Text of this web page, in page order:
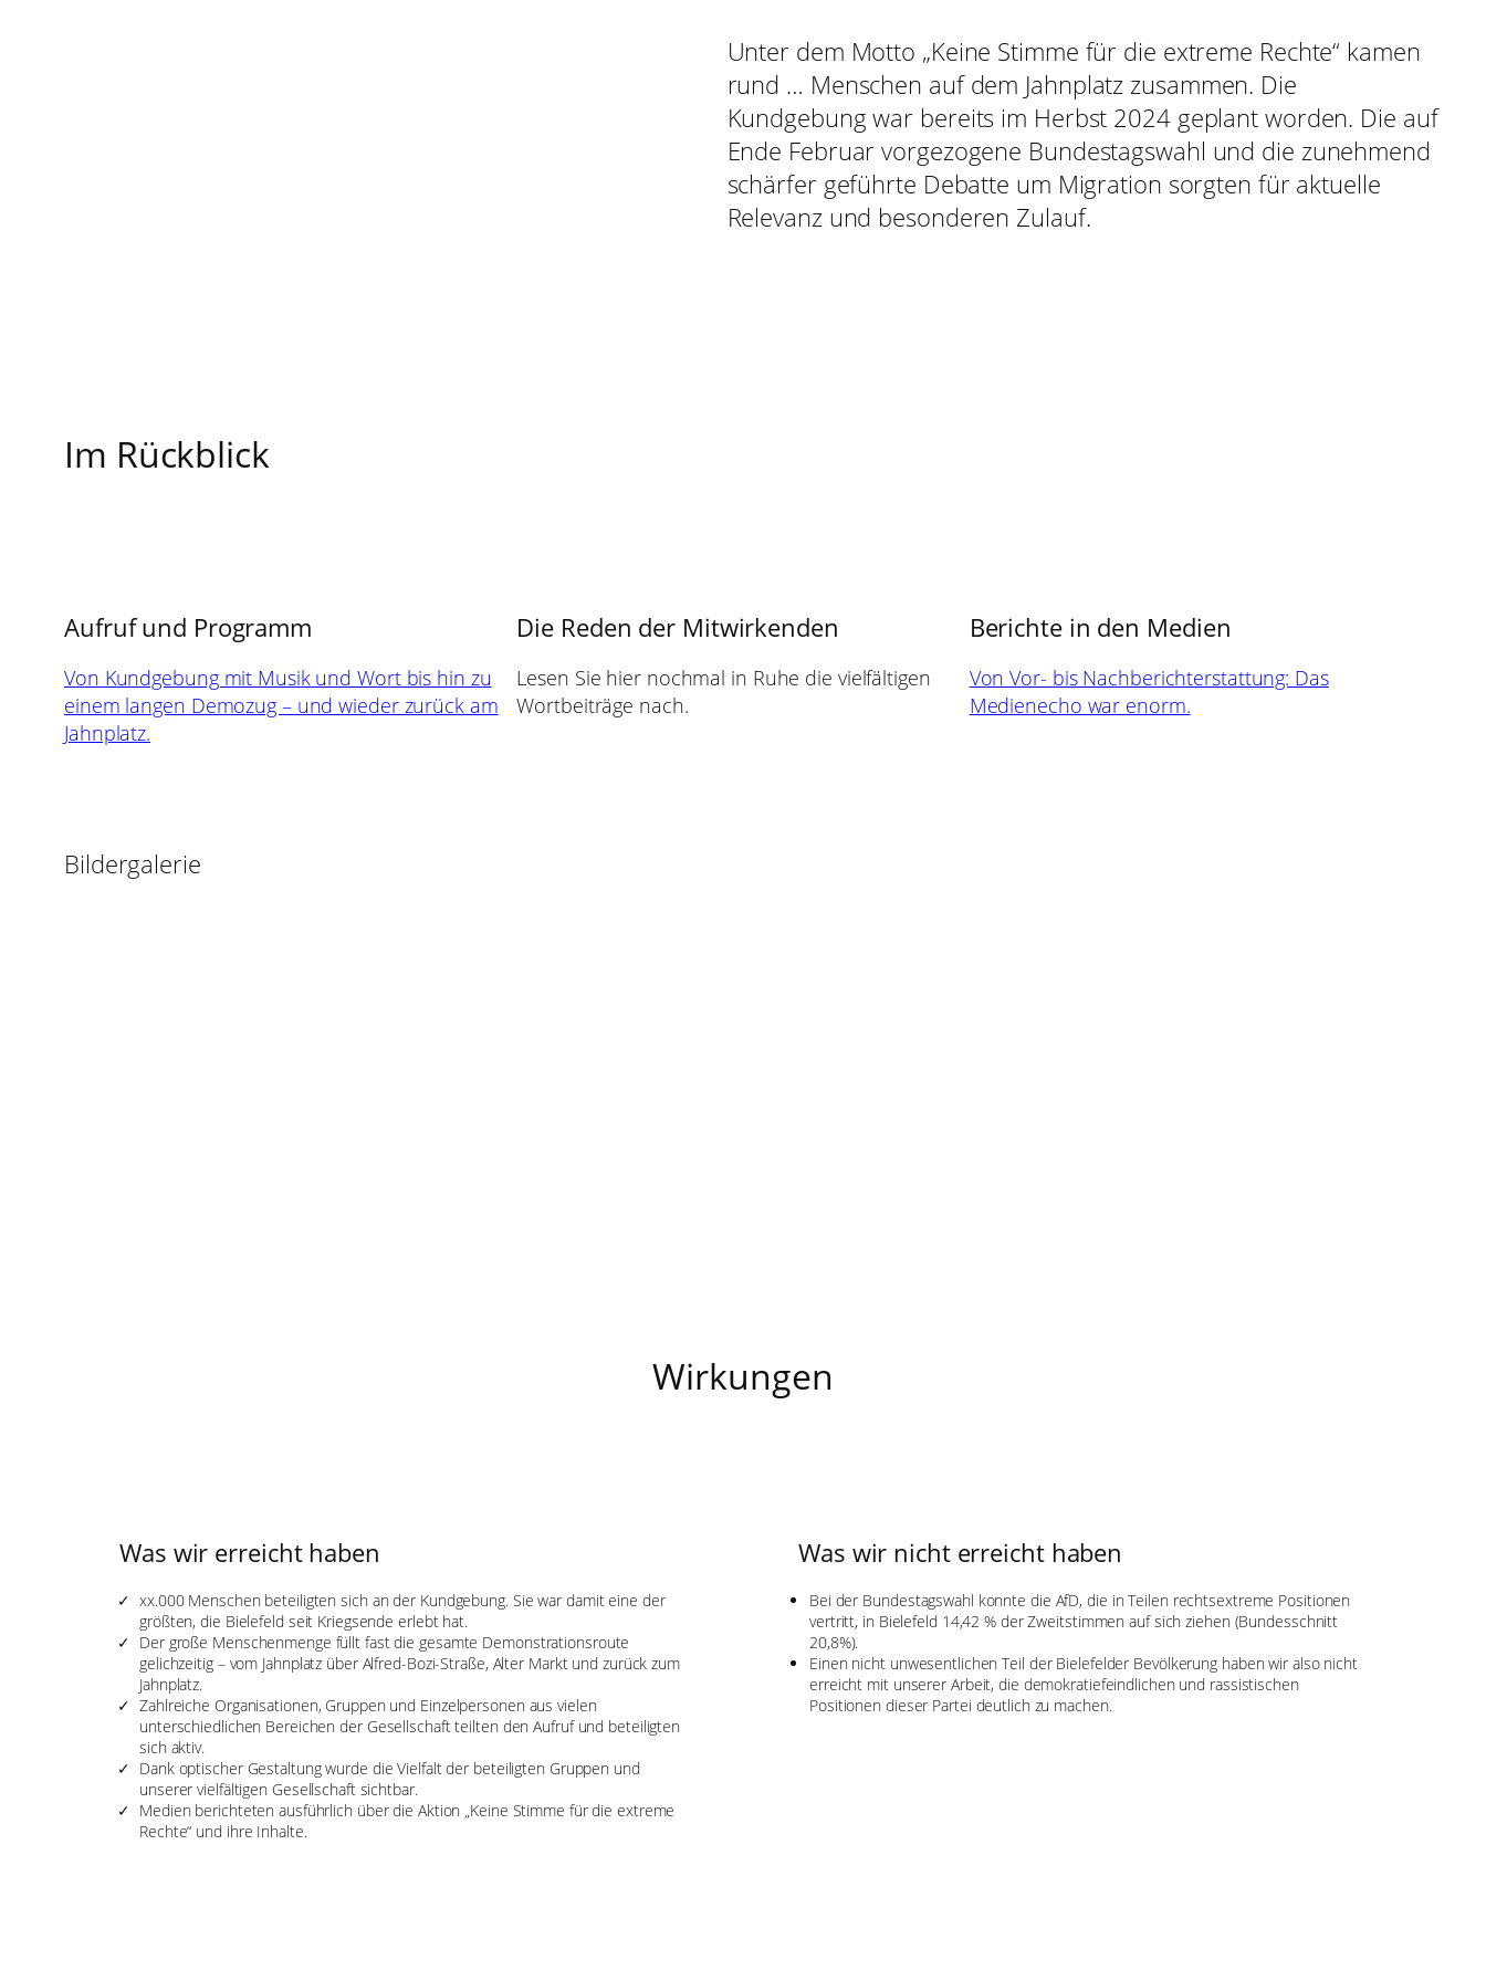
Unter dem Motto „Keine Stimme für die extreme Rechte“ kamen
rund … Menschen auf dem Jahnplatz zusammen. Die
Kundgebung war bereits im Herbst 2024 geplant worden. Die auf
Ende Februar vorgezogene Bundestagswahl und die zunehmend
schärfer geführte Debatte um Migration sorgten für aktuelle
Relevanz und besonderen Zulauf.
Im Rückblick
Aufruf und Programm
Von Kundgebung mit Musik und Wort bis hin zu
einem langen Demozug – und wieder zurück am
Jahnplatz.
Die Reden der Mitwirkenden
Lesen Sie hier nochmal in Ruhe die vielfältigen
Wortbeiträge nach.
Berichte in den Medien
Von Vor- bis Nachberichterstattung: Das
Medienecho war enorm.
Bildergalerie
Wirkungen
Was wir erreicht haben
xx.000 Menschen beteiligten sich an der Kundgebung. Sie war damit eine der
größten, die Bielefeld seit Kriegsende erlebt hat.
Der große Menschenmenge füllt fast die gesamte Demonstrationsroute
gelichzeitig – vom Jahnplatz über Alfred-Bozi-Straße, Alter Markt und zurück zum
Jahnplatz.
Zahlreiche Organisationen, Gruppen und Einzelpersonen aus vielen
unterschiedlichen Bereichen der Gesellschaft teilten den Aufruf und beteiligten
sich aktiv.
Dank optischer Gestaltung wurde die Vielfalt der beteiligten Gruppen und
unserer vielfältigen Gesellschaft sichtbar.
Medien berichteten ausführlich über die Aktion „Keine Stimme für die extreme
Rechte“ und ihre Inhalte.
Was wir nicht erreicht haben
Bei der Bundestagswahl konnte die AfD, die in Teilen rechtsextreme Positionen
vertritt, in Bielefeld 14,42 % der Zweitstimmen auf sich ziehen (Bundesschnitt
20,8%).
Einen nicht unwesentlichen Teil der Bielefelder Bevölkerung haben wir also nicht
erreicht mit unserer Arbeit, die demokratiefeindlichen und rassistischen
Positionen dieser Partei deutlich zu machen.